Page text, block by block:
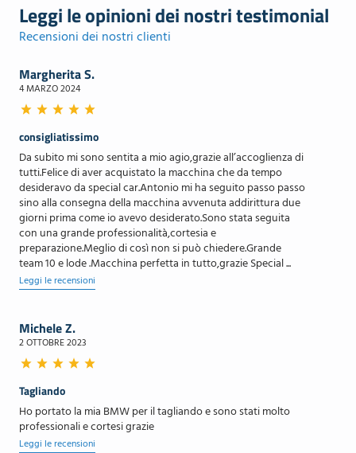
- Sensori parcheggio anteriori e posteriori
- Servosterzo
- Sicurezza
- Sistema di monitoraggio per manutenzione
- Sistema di protezione urto pedoni
- Sistema di riconoscimento stanchezza guidatore
- Sospensioni sportive
- Speaker stereo con 6 altoparlanti
- Specchietti retrovisori elettrici - riscaldabili
- Specchietti retrovisori in tinta
- Start & Stop
- Strumentazione digitale con display
- Supporto lombare
- Tappetini
- Tergicristalli
- Terza luce stop
- Trazione integrale
- Volante regolabile
[Cod: 1258456-2978] [Veicolo: 311405]
Leggi le opinioni dei nostri testimonial
Recensioni dei nostri clienti
Margherita S.
4 MARZO 2024
consigliatissimo
Da subito mi sono sentita a mio agio,grazie all’accoglienza di
tutti.Felice di aver acquistato la macchina che da tempo
desideravo da special car.Antonio mi ha seguito passo passo
sino alla consegna della macchina avvenuta addirittura due
giorni prima come io avevo desiderato.Sono stata seguita
con una grande professionalità,cortesia e
preparazione.Meglio di così non si può chiedere.Grande
team 10 e lode .Macchina perfetta in tutto,grazie Special ...
Leggi le recensioni
Michele Z.
2 OTTOBRE 2023
Tagliando
Ho portato la mia BMW per il tagliando e sono stati molto
professionali e cortesi grazie
Leggi le recensioni